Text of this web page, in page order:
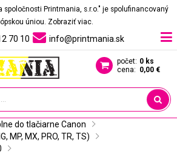
spoločnosti Printmania, s.r.o." je spolufinancovaný
úniou. Zobraziť viac.
70 10 info@printmania.sk
počet: 0 ks
cena: 0,00 €
do tlačiarne Canon
MP, MX, PRO, TR, TS)